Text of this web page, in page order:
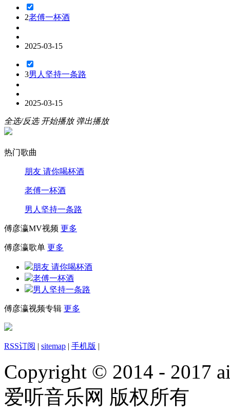
2老傅一杯酒
2025-03-15
3男人坚持一条路
2025-03-15
全选/反选 开始播放 弹出播放
热门歌曲
朋友 请你喝杯酒
老傅一杯酒
男人坚持一条路
傅彦瀛MV视频 更多
傅彦瀛歌单 更多
朋友 请你喝杯酒
老傅一杯酒
男人坚持一条路
傅彦瀛视频专辑 更多
RSS订阅 | sitemap | 手机版 |
Copyright © 2014 - 2017
爱听音乐网 版权所有